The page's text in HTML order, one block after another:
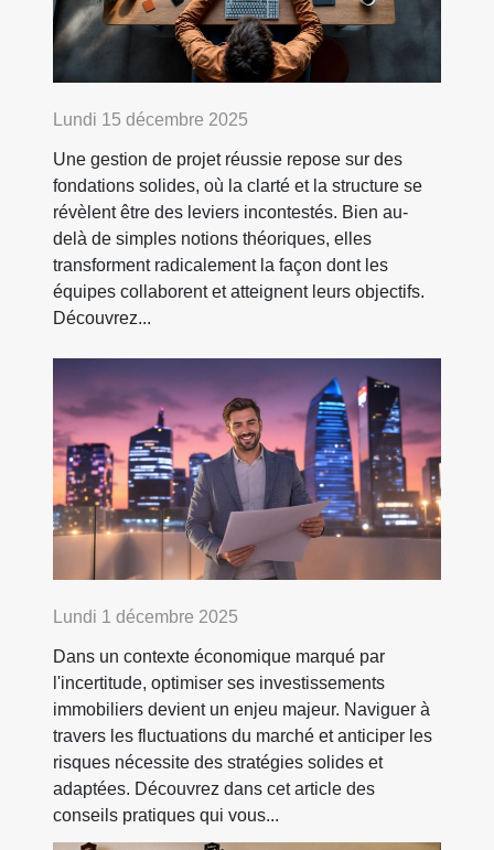
Lundi 15 décembre 2025
Une gestion de projet réussie repose sur des
fondations solides, où la clarté et la structure se
révèlent être des leviers incontestés. Bien au-
delà de simples notions théoriques, elles
transforment radicalement la façon dont les
équipes collaborent et atteignent leurs objectifs.
Découvrez...
Lundi 1 décembre 2025
Dans un contexte économique marqué par
l'incertitude, optimiser ses investissements
immobiliers devient un enjeu majeur. Naviguer à
travers les fluctuations du marché et anticiper les
risques nécessite des stratégies solides et
adaptées. Découvrez dans cet article des
conseils pratiques qui vous...